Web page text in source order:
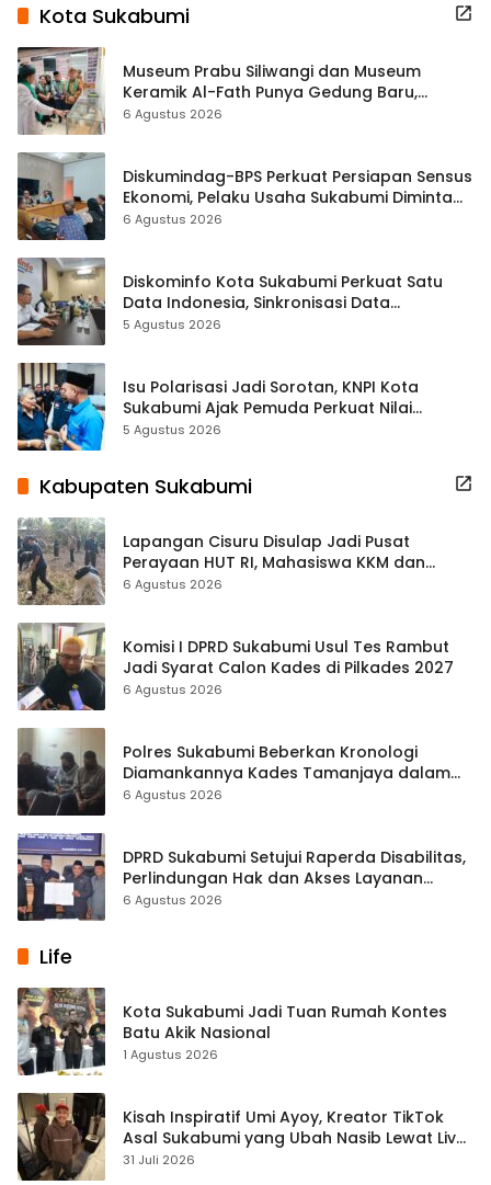
Kota Sukabumi
Museum Prabu Siliwangi dan Museum
Keramik Al-Fath Punya Gedung Baru,
Hampir 500 Koleksi Dipisahkan
6 Agustus 2026
Diskumindag-BPS Perkuat Persiapan Sensus
Ekonomi, Pelaku Usaha Sukabumi Diminta
Terbuka Beri Data
6 Agustus 2026
Diskominfo Kota Sukabumi Perkuat Satu
Data Indonesia, Sinkronisasi Data
Kewilayahan Dikebut
5 Agustus 2026
Isu Polarisasi Jadi Sorotan, KNPI Kota
Sukabumi Ajak Pemuda Perkuat Nilai
Kebangsaan
5 Agustus 2026
Kabupaten Sukabumi
Lapangan Cisuru Disulap Jadi Pusat
Perayaan HUT RI, Mahasiswa KKM dan
Warga Satukan Tenaga
6 Agustus 2026
Komisi I DPRD Sukabumi Usul Tes Rambut
Jadi Syarat Calon Kades di Pilkades 2027
6 Agustus 2026
Polres Sukabumi Beberkan Kronologi
Diamankannya Kades Tamanjaya dalam
Kasus Sabu
6 Agustus 2026
DPRD Sukabumi Setujui Raperda Disabilitas,
Perlindungan Hak dan Akses Layanan
Diperkuat
6 Agustus 2026
Life
Kota Sukabumi Jadi Tuan Rumah Kontes
Batu Akik Nasional
1 Agustus 2026
Kisah Inspiratif Umi Ayoy, Kreator TikTok
Asal Sukabumi yang Ubah Nasib Lewat Live
Streaming
31 Juli 2026